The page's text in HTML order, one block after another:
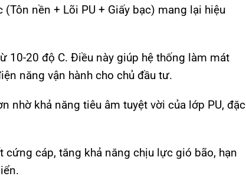
nền + Lõi PU + Giấy bạc) mang lại hiệu
10-20 độ C. Điều này giúp hệ thống làm mát
năng vận hành cho chủ đầu tư.
nhờ khả năng tiêu âm tuyệt vời của lớp PU, đặc
cáp, tăng khả năng chịu lực gió bão, hạn